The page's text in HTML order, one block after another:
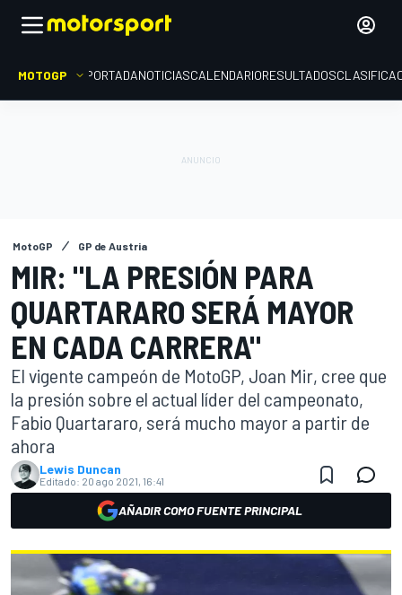
MOTOGP PORTADANOTICIASCALENDARIORESULTADOS
MotoGP GP de Austria
MIR: "LA PRESIÓN PARA
QUARTARARO SERÁ MAYOR
EN CADA CARRERA"
El vigente campeón de MotoGP, Joan Mir, cree que
la presión sobre el actual líder del campeonato,
Fabio Quartararo, será mucho mayor a partir de
ahora
Lewis Duncan
Editado: 20 ago 2021, 16:41
AÑADIR COMO FUENTE PRINCIPAL